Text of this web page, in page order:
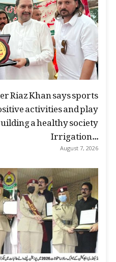
Riaz Khan says sports
activities and play
a healthy society
Irrigation...
August 7, 2026